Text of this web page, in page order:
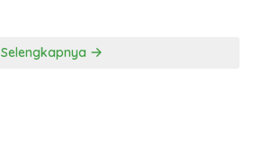
Selengkapnya